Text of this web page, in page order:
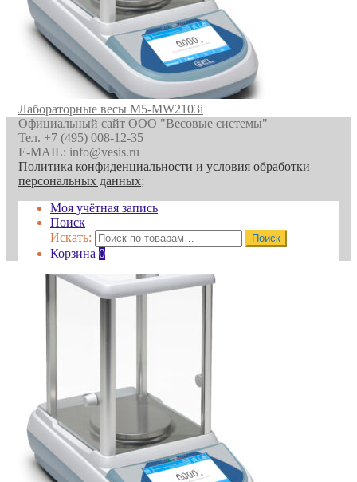
Лабораторные весы M5-MW2103i
Официальный сайт ООО "Весовые системы"
Тел. +7 (495) 008-12-35
E-MAIL: info@vesis.ru
Политика конфиденциальности и условия обработки
персональных данных;
Моя учётная запись
Поиск
Искать:
Поиск
Корзина 0